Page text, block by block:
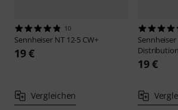
10
Sennheiser NT 12-5 CW+
19 €
Vergleichen
Sennheiser
19 €